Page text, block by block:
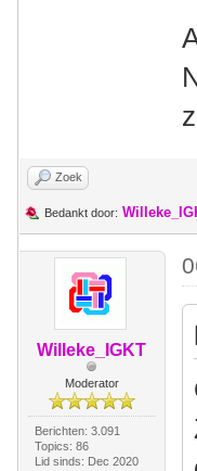
Zoek
Bedankt door:
Willeke_IGKT
Moderator
Berichten: 3.091
Topics: 86
Lid sinds: Dec 2020